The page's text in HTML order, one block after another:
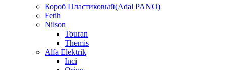
Короб Пластиковый(Adal PANO)
Fetih
Nilson
Touran
Themis
Alfa Elektrik
Inci